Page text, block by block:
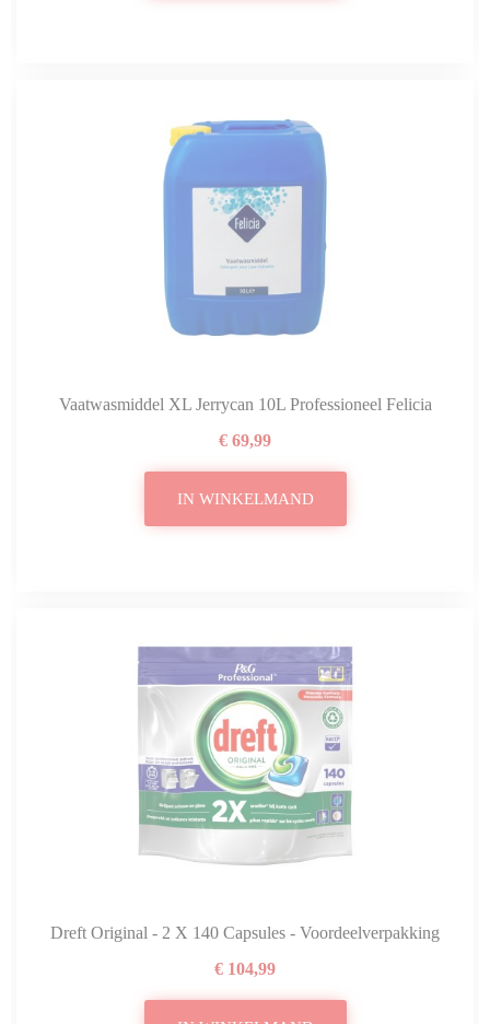
Vaatwasmiddel XL Jerrycan 10L Professioneel Felicia
€ 69,99
IN WINKELMAND
Dreft Original - 2 X 140 Capsules - Voordeelverpakking
€ 104,99